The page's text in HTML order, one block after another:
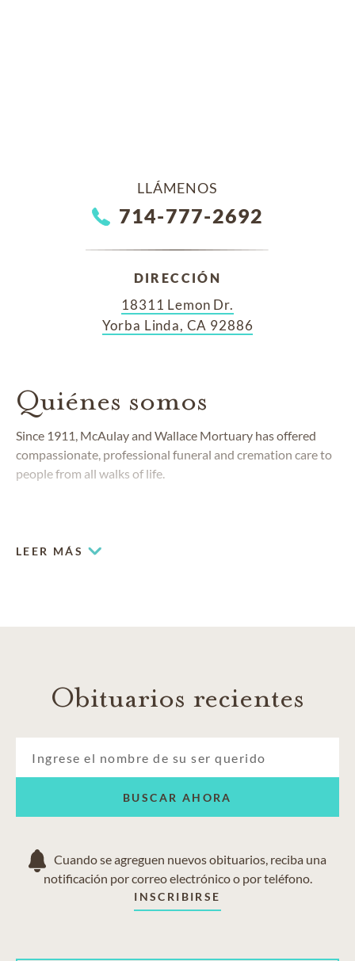
LLÁMENOS
714-777-2692
DIRECCIÓN
18311 Lemon Dr.
Yorba Linda, CA 92886
Quiénes somos
Since 1911, McAulay and Wallace Mortuary has offered
compassionate, professional funeral and cremation care to
people from all walks of life.
Brea
Yorba Linda
LEER MÁS
Obituarios recientes
BUSCAR AHORA
Cuando se agreguen nuevos obituarios, reciba una
notificación por correo electrónico o por teléfono.
INSCRIBIRSE